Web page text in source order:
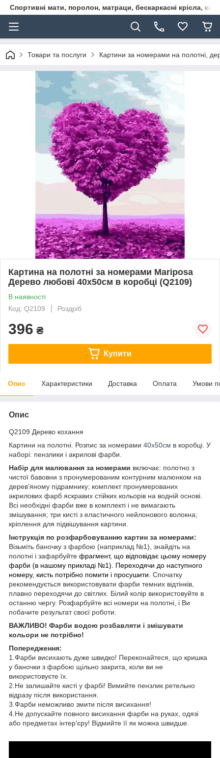
Спортивні мати, поролон, матраци, бескаркасні крісла,
Товари та послуги Картини за номерами на полотні,
Картина на полотні за номерами Mariposa
Дерево любові 40х50см в коробці (Q2109)
В наявності
Код: Q2109
Роздріб
396 ₴
Купити
Опис Характеристики Доставка Оплата Умови
Опис
Q2109 Дерево кохання
Картини на полотні. Розпис за номерами 40х50см в коробці. У
наборі: пензлики і акрилові фарби.
Набір для малювання за номерами включає: полотно з
чистої бавовни з пронумерованим контурним малюнком на
дерев'яному підрамнику; комплект пронумерованих
акрилових фарб яскравих стійких кольорів на водній основі.
Всі необхідні фарби вже в комплекті і не вимагають
змішування; три кисті з еластичного нейлонового волокна;
кріплення для підвішування картини.
Інструкція по розфарбовуванню картин за номерами:
Візьміть баночку з фарбою (наприклад №1), знайдіть на
полотні і зафарбуйте фрагмент, що відповідає цьому номеру
фарби (в нашому прикладі №1).
Переходячи до наступного
номеру, кисть потрібно помити і просушити . Спочатку
рекомендується використовувати фарби темних відтінків,
плавно переходячи до світлих. Білий колір використовуйте в
останню чергу. Розфарбуйте всі номери на полотні, і Ви
побачите результат своєї роботи.
ВАЖЛИВО! Фарби водою розбавляти і змішувати
кольори не потрібно!
Попередження:
1.Фарби висихають дуже швидко! Переконайтеся, що кришка
у баночки з фарбою щільно закрита, коли ви не
використовуєте їх.
2.Не залишайте кисті у фарбі! Вимийте пензлик ретельно
відразу після використання.
3.Фарби неможливо змити після висихання!
4.Не допускайте повного висихання фарби на руках, одязі
або предметах інтер'єру! Відмийте її як можна швидше.